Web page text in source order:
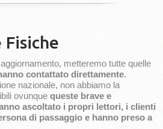
metteremo tutte quelle
contattato direttamente.
nazionale, non abbiamo la
ovunque queste brave e
ascoltato i propri lettori, i clienti
di passaggio e hanno preso a